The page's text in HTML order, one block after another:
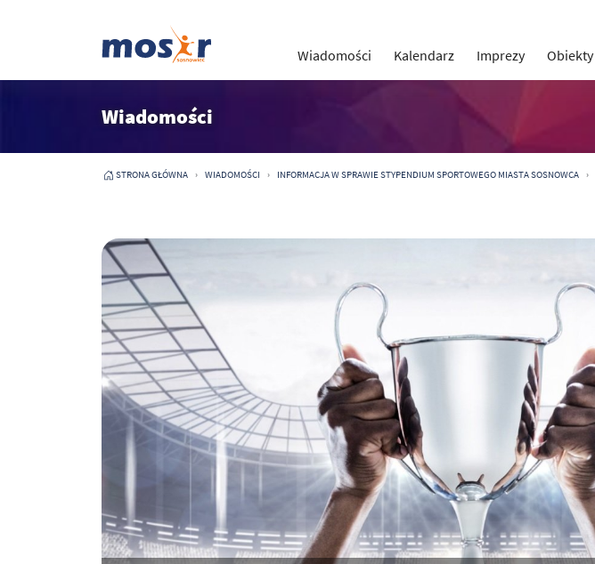
Wiadomości Kalendarz Imprezy Obiekty
Wiadomości
STRONA GŁÓWNA WIADOMOŚCI INFORMACJA W SPRAWIE STYPENDIUM SPORTOWEGO MIASTA SOSNOWCA